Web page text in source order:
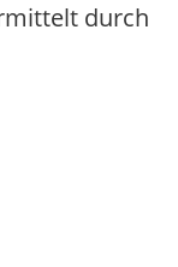
durch